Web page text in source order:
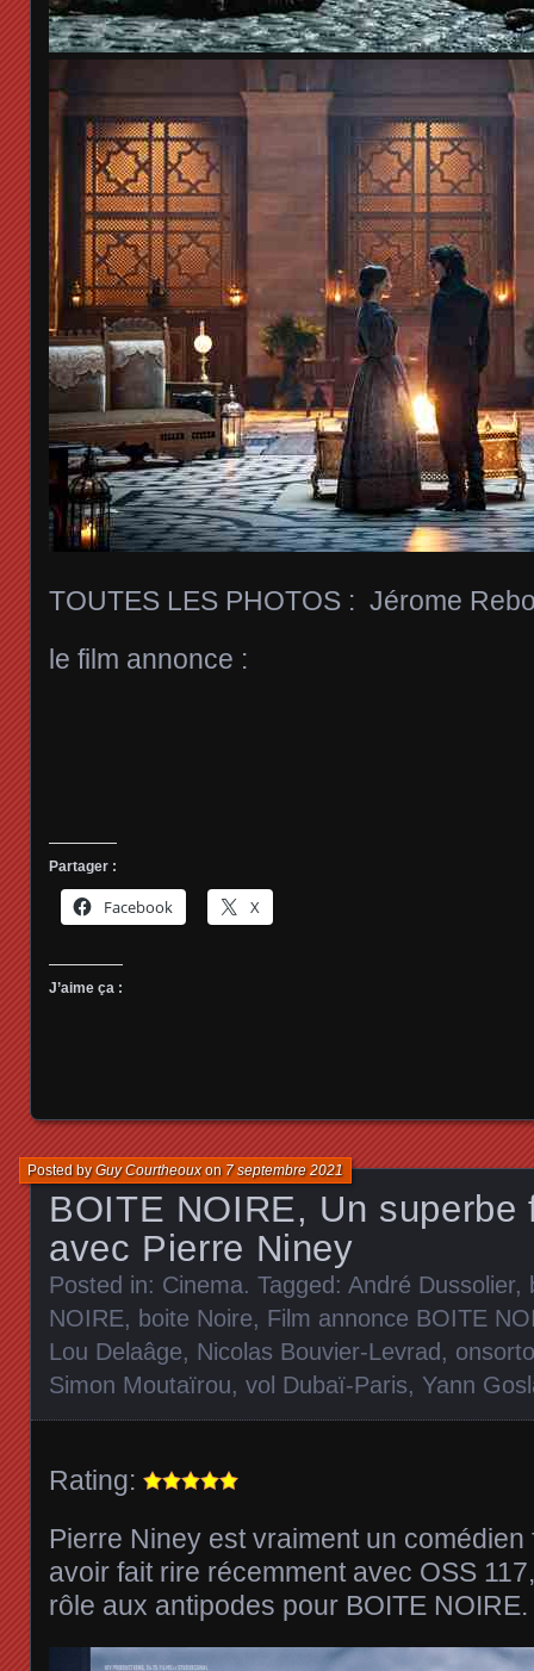
TOUTES LES PHOTOS : Jérome
le film annonce :
Partager :
Facebook X
J’aime ça :
BOITE NOIRE, Un superbe
avec Pierre Niney
Posted byGuy Courtheouxon 7 septembre 2021
Posted in: Cinema. Tagged: André Dussolier,
NOIRE, boite Noire, Film annonce BOITE
Lou Delaâge, Nicolas Bouvier-Levrad ,
Simon Moutaïrou, vol Dubaï-Paris, Yann
Rating:
Pierre Niney est vraiment un
avoir fait rire récemment avec OSS
rôle aux antipodes pour BOITE NOIRE.